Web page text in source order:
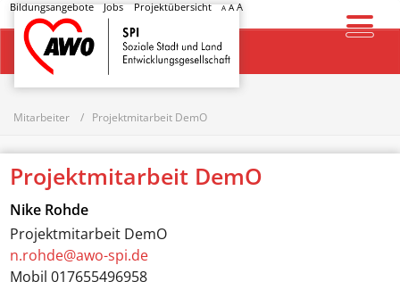
Bildungsangebote Jobs Projektübersicht A AA
Startseite
Mitarbeiter Projektmitarbeit DemO
Projektmitarbeit DemO
Nike Rohde
Projektmitarbeit DemO
n.rohde@awo-spi.de
Mobil017655496958